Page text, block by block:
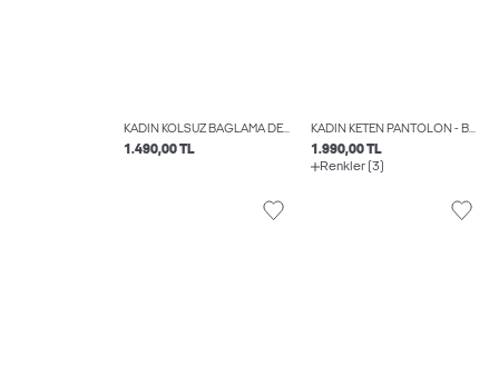
KADIN KOLSUZ BAĞLAMA DETAYLI BLUZ - DEBBY
1.490,00 TL
KADIN KETEN PANTOLON - BREEZE
1.990,00 TL
Renkler (3)